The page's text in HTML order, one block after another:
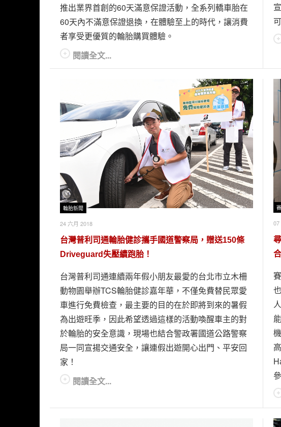
推出業界首創的60天滿意保證活動，全系列轎車胎在
60天內不滿意保證退換，在體驗至上的時代，讓消費
者享受更優質的輪胎購買體驗。
閱讀全文...
輪胎新聞
24 六月 2018
台灣普利司通輪胎健診攜手國道警察局，贈送150條
Driveguard失壓續跑胎！
台灣普利司通連續兩年假小朋友最愛的台北市立木柵
動物園舉辦TCS輪胎健診嘉年華，不僅免費替民眾愛
車進行免費檢查，最主要的目的在於即將到來的暑假
為出遊旺季，因此希望透過這樣的活動喚醒車主的對
於輪胎的安全意識，現場也結合警政署國道公路警察
局一同宣揚交通安全，讓連假出遊開心出門、平安回
家！
閱讀全文...
07